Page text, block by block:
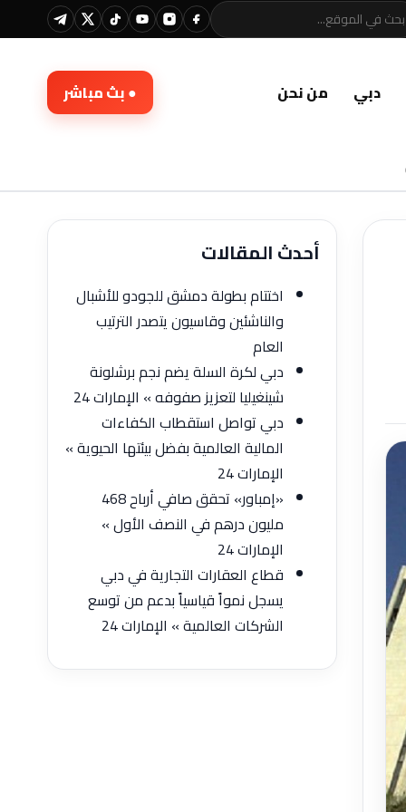
دبي من نحن ● بث مباشر
أحدث المقالات
اختتام بطولة دمشق للجودو للأشبال
والناشئين وقاسيون يتصدر الترتيب
العام
دبي لكرة السلة يضم نجم برشلونة
شينغيليا لتعزيز صفوفه » الإمارات 24
دبي تواصل استقطاب الكفاءات
المالية العالمية بفضل بيئتها الحيوية »
الإمارات 24
«إمباور» تحقق صافي أرباح 468
مليون درهم في النصف الأول »
الإمارات 24
قطاع العقارات التجارية في دبي
يسجل نمواً قياسياً بدعم من توسع
الشركات العالمية » الإمارات 24